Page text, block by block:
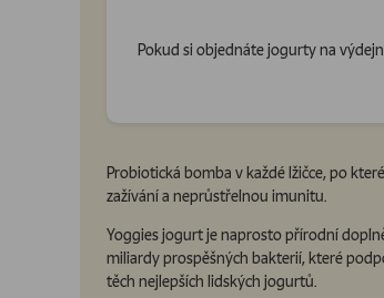
Pokud si objednáte jogurty na
Probiotická bomba v každé lžičce, po
zažívání a neprůstřelnou imunitu.
Yoggies jogurt je naprosto přírodní
miliardy prospěšných bakterií, které
těch nejlepších lidských jogurtů.